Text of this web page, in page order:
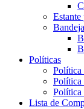
Políticas
Política
Política
Política
Lista de